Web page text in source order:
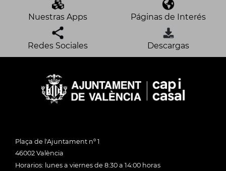
Nuestras Apps Páginas de Interés
Redes Sociales Descargas
Plaça de l'Ajuntament nº 1
46002 València
Horarios: lunes a viernes de 8:30 a 14:00 horas